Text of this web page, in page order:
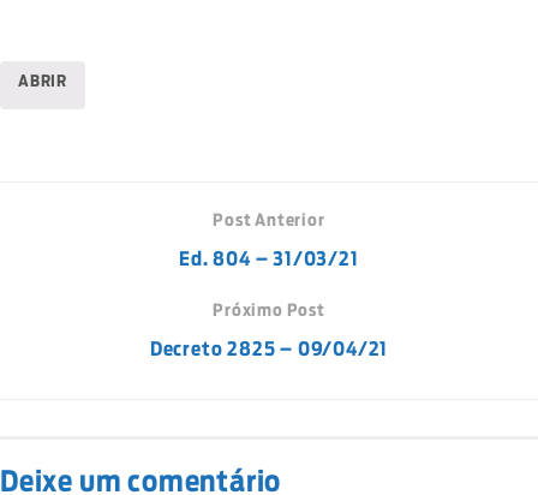
ABRIR
Post Anterior
Ed. 804 – 31/03/21
Próximo Post
Decreto 2825 – 09/04/21
Deixe um comentário